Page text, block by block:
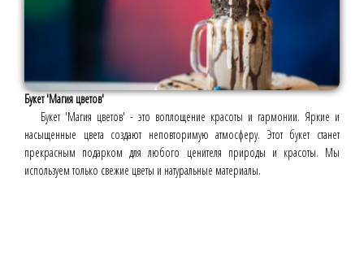
Букет 'Магия цветов'
Букет 'Магия цветов' - это воплощение красоты и гармонии. Яркие и
насыщенные цвета создают неповторимую атмосферу. Этот букет станет
прекрасным подарком для любого ценителя природы и красоты. Мы
используем только свежие цветы и натуральные материалы.